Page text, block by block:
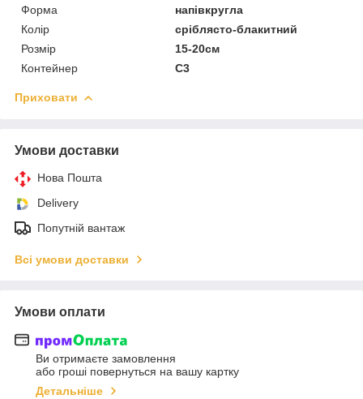
Форма
напівкругла
Колір
сріблясто-блакитний
Розмір
15-20см
Контейнер
С3
Приховати
Умови доставки
Нова Пошта
Delivery
Попутній вантаж
Всі умови доставки
Умови оплати
Ви отримаєте замовлення
або гроші повернуться на вашу картку
Детальніше